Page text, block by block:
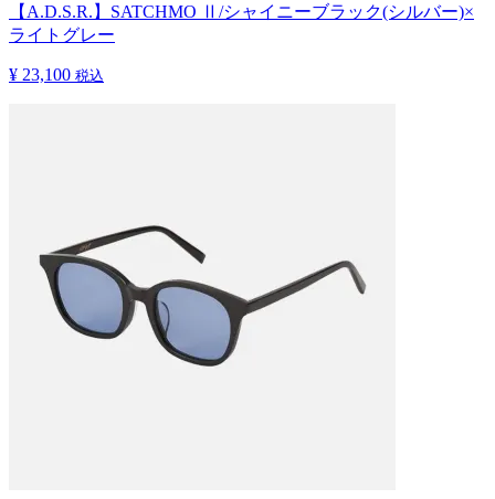
【A.D.S.R.】SATCHMO Ⅱ/シャイニーブラック(シルバー)×
ライトグレー
¥ 23,100 税込